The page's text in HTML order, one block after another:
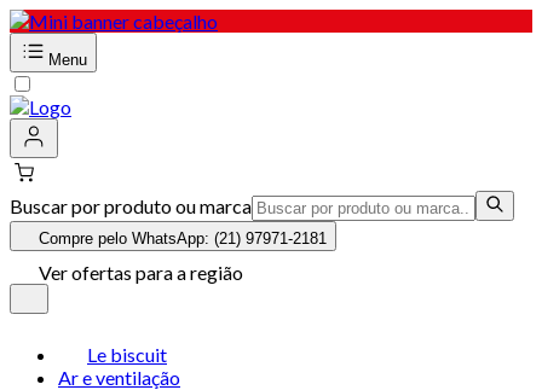
Menu
Buscar por produto ou marca
Compre pelo WhatsApp: (21) 97971-2181
Ver ofertas para a região
Le biscuit
Ar e ventilação